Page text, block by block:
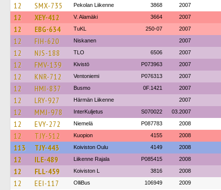
12 SMX-735 Pekolan Liikenne 3868 2007
12 XEY-412 V. Alamäki 3664 2007
12 EBG-634 TuKL 250-07 2007
12 FIH-620 Niskanen 2007
12 NJS-188 TLO 6506 2007
12 FMV-139 Kivistö P073963 2007
12 KNR-712 Ventoniemi P076313 2007
12 HMI-837 Busmo 0F.1421 2007
12 LRY-927 Härmän Liikenne 2007
12 MMJ-978 InterKuljetus S070022 03.2007
12 EVY-272 Niemelä P087783 2008
12 TJY-512 Kuopion 4155 2008
113 TJY-443 Koiviston Oulu 4149 2008
12 ILE-489 Liikenne Rajala P085415 2008
12 FLL-459 Koiviston L 3816 2008
12 EEI-117 OlliBus 106949 2009